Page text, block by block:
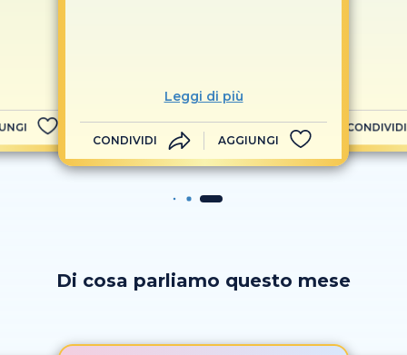
Leggi di più
CONDIVIDI AGGIUNGI
CONDIVIDI
Di cosa parliamo questo mese